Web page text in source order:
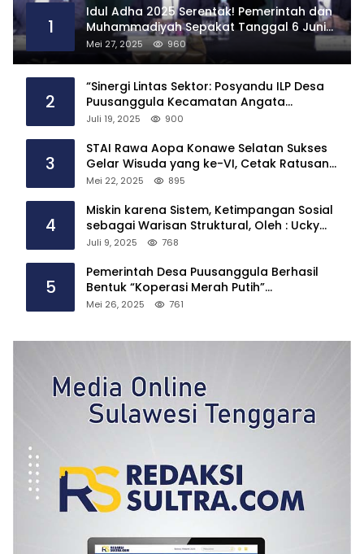
1
Idul Adha 2025 Serentak! Pemerintah dan
Muhammadiyah Sepakat Tanggal 6 Juni
2025
Mei 27, 2025 960
2
“Sinergi Lintas Sektor: Posyandu ILP Desa
Puusanggula Kecamatan Angata
Hadirkan Layanan Kesehatan Menyeluruh”
Juli 19, 2025 900
3
STAI Rawa Aopa Konawe Selatan Sukses
Gelar Wisuda yang ke-VI, Cetak Ratusan
Sarjana
Mei 22, 2025 895
4
Miskin karena Sistem, Ketimpangan Sosial
sebagai Warisan Struktural, Oleh : Ucky
Ackrillah,S.Sos.,M.A.P
Juli 9, 2025 768
5
Pemerintah Desa Puusanggula Berhasil
Bentuk “Koperasi Merah Putih”
Tindaklanjuti Instruksi Presiden Prabowo
Mei 26, 2025 761